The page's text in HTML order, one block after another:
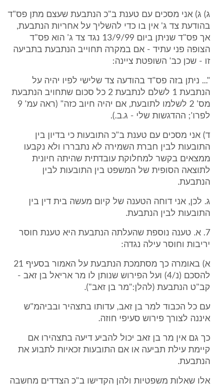
ג) ג) אני מסכים עם טענת ב"כ הנתבעת שעצם מתן פס"ד
בהודעת צד ג' אין בו כדי להשליך על אחריות הנתבעת,
אך פס"ד שניתן ביום 13/9/99 נגד צד ג' הוא פס"ד
הצופה פני עתיד - אם במקרה תחוייב הנתבעת בתביעה
זו - שכן כב' השופטת ציינה:
"... ניתן בזה פס"ד בהודעה צד שלישי לפיו יהיה על
הנתבעת 1 לשלם לנתבעת 2 כל סכום שתחויב הנתבעת
מס' 2 לשלמו לתובעת, אם יהיה חיוב כזה" (ראה עמ' 9
לפרו'; ההדגשות שלי - ג.ב.).
ד) אני מסכים עם טענת ב"כ התובעות כי בדיון בין
התובעות לבין חברת השמירה לא נתבררו ולא נקבעו
ממצאים בקשר למחלוקת עובדתית שהיתה חיונית
לתוצאה הסופית של המשפט בין התובעות לבין
הנתבעת.
ג. לכן, אני דוחה הטענה של קיום מעשה בית דין בין
התובעות לבין הנתבעת.
7. א. טענה נוספת שהעלתה הנתבעת היא טענת חוסר
יריבות וחוסר עילה נגדה:
א) באומרה כך מסתמכת הנתבעת על האמור בסעיף 21
להסכם (נ/4) ועל הפירוש שנותן לו מר אריאל בן זאב -
קב"ט הנתבעת (להלן:"מר בן זאב").
עם כל הכבוד למר בן זאב, עדותו בתצהיר ובביהמ"ש
איננה לצורך פירוש סעיפי חוזה.
כך גם אין מר בן זאב יכול להביע דיעה בתצהירו אם
קיימת עילת תביעה או אם התובעות זכאיות לתבוע את
הנתבעת.
אלו שאלות משפטיות ולהן הקדישו ב"כ הצדדים מחשבה